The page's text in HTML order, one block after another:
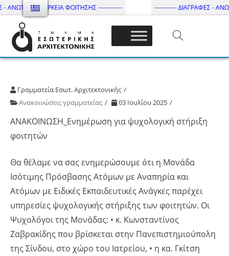
ΔΙΑΡΚΕΙΑ ΦΟΙΤΗΣΗΣ ------------ ----------- ΔΙΑΓΡΑΦΕΣ -
Τμήμα Εσωτ. Αρχιτεκτονικής – ΔΙ.ΠΑ.Ε
Γραμματεία Εσωτ. Αρχιτεκτονικής
Ανακοινώσεις γραμματείας
03 Ιουλίου 2025
ΑΝΑΚΟΙΝΩΣΗ_Ενημέρωση για ψυχολογική στήριξη
φοιτητών
Θα θέλαμε να σας ενημερώσουμε ότι η Μονάδα
Ισότιμης Πρόσβασης Ατόμων με Αναπηρία και
Ατόμων με Ειδικές Εκπαιδευτικές Ανάγκες παρέχει
υπηρεσίες ψυχολογικής στήριξης των φοιτητών. Οι
Ψυχολόγοι της Μονάδας: • κ. Κωνσταντίνος
Ζαβρακίδης που βρίσκεται στην Πανεπιστημιούπολη
της Σίνδου, στο χώρο του Ιατρείου, • η κα. Γκίτση